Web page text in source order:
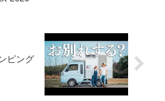
ピング